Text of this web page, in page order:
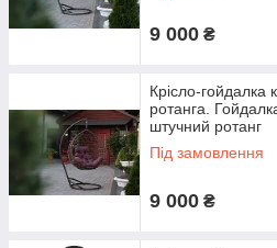
9 000 ₴
Крісло-гойдалка
ротанга.
штучний ротанг
Під замовлення
9 000 ₴